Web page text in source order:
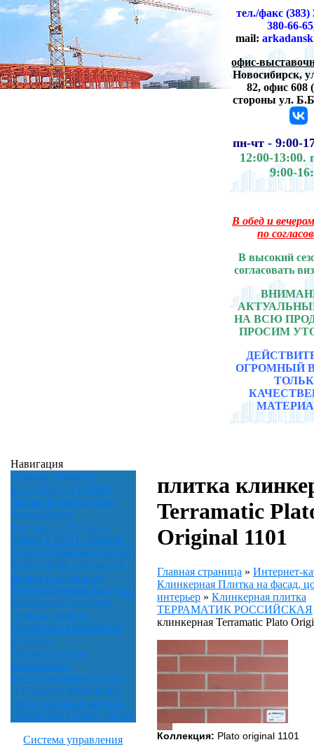
тел./факс (383)
380-66-65
mail:
офис-
Новосибирск,
82, офис 608 (
стороны ул.
пн-чт -9:00-
12:00-13:00.
9:00-
В обед и
по
В высокий
согласовать
НА ВСЮ
ПРОСИМ
ОГРОМНЫЙ
Навигация
Главная страница
КАТАЛОГ И ЦЕНЫ
Акции И Распродажи
Фотогалерея
Контакты / Оставить
Заявку в ООО "Аркада"
Кирпич Красная гвардия
Клинкерная плитка для
фасада и интерьера
Вентилируемые фасады с
клинкерной плиткой
Отделка дома из
газобетона клинкерной
плиткой
Промышленная
техническая
кислотоупорная плитка
ОТДЕЛКА КРЫЛЬЦА
Облицовочный кирпич
"Баварская кладка" флэш
Система управления
плитка
Terramatic
Original 1101
Главная страница » Интернет-
Клинкерная Плитка на фасад,
интерьер » Клинкерная плитка
ТЕРРАМАТИК РОССИЙСКАЯ
клинкерная Terramatic Plato
Коллекция: Plato original 1101